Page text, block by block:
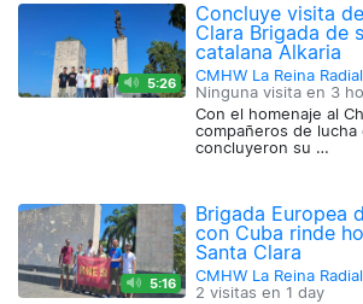
5:26
Concluye visita
Clara Brigada de
catalana Alkaria
CMHW La Reina
Ninguna visita en 3
Con el homenaje al
compañeros de lucha
concluyeron su …
5:16
Brigada Europea
con Cuba rinde
Santa Clara
CMHW La Reina
2 visitas en 1 day